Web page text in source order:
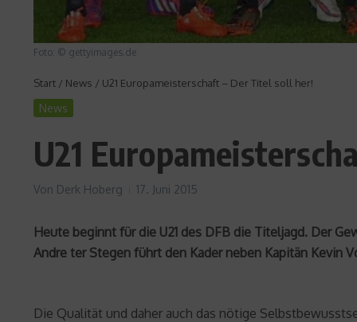
Foto: © gettyimages.de
Start / News / U21 Europameisterschaft – Der Titel soll her!
News
U21
Von Derk Hoberg 17. Juni 2015
Heute beginnt für die U21 des DFB die Titeljagd. Der
Andre ter Stegen führt den Kader neben Kapitän Kevin
Die Qualität und daher auch das nötige